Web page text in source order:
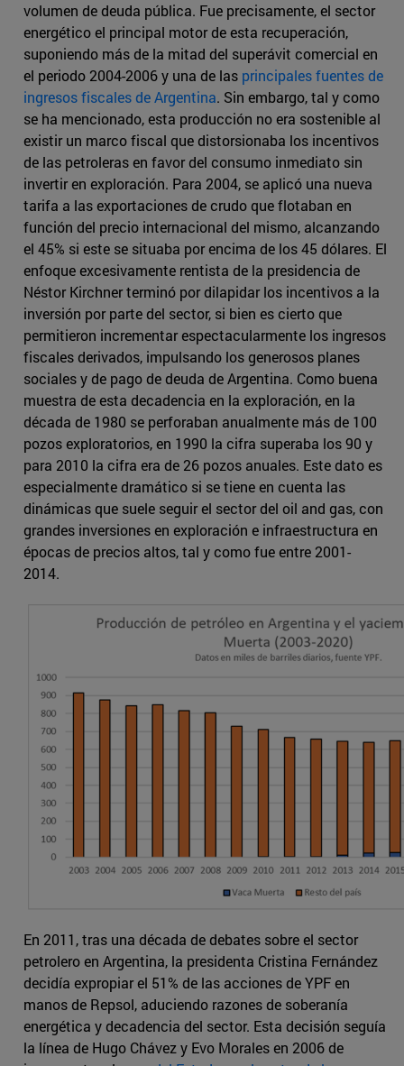
volumen de deuda pública. Fue precisamente, el sector
energético el principal motor de esta recuperación,
suponiendo más de la mitad del superávit comercial en
el periodo 2004-2006 y una de las principales fuentes de
ingresos fiscales de Argentina. Sin embargo, tal y como
se ha mencionado, esta producción no era sostenible al
existir un marco fiscal que distorsionaba los incentivos
de las petroleras en favor del consumo inmediato sin
invertir en exploración. Para 2004, se aplicó una nueva
tarifa a las exportaciones de crudo que flotaban en
función del precio internacional del mismo, alcanzando
el 45% si este se situaba por encima de los 45 dólares. El
enfoque excesivamente rentista de la presidencia de
Néstor Kirchner terminó por dilapidar los incentivos a la
inversión por parte del sector, si bien es cierto que
permitieron incrementar espectacularmente los ingresos
fiscales derivados, impulsando los generosos planes
sociales y de pago de deuda de Argentina. Como buena
muestra de esta decadencia en la exploración, en la
década de 1980 se perforaban anualmente más de 100
pozos exploratorios, en 1990 la cifra superaba los 90 y
para 2010 la cifra era de 26 pozos anuales. Este dato es
especialmente dramático si se tiene en cuenta las
dinámicas que suele seguir el sector del oil and gas, con
grandes inversiones en exploración e infraestructura en
épocas de precios altos, tal y como fue entre 2001-
2014.
En 2011, tras una década de debates sobre el sector
petrolero en Argentina, la presidenta Cristina Fernández
decidía expropiar el 51% de las acciones de YPF en
manos de Repsol, aduciendo razones de soberanía
energética y decadencia del sector. Esta decisión seguía
la línea de Hugo Chávez y Evo Morales en 2006 de